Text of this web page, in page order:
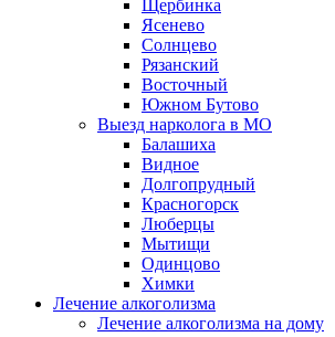
Щербинка
Ясенево
Солнцево
Рязанский
Восточный
Южном Бутово
Выезд нарколога в МО
Балашиха
Видное
Долгопрудный
Красногорск
Люберцы
Мытищи
Одинцово
Химки
Лечение алкоголизма
Лечение алкоголизма на дому